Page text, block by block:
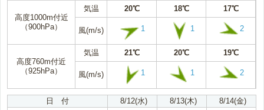
高度1000m付近
（900hPa）
気温 20℃ 18℃ 17℃
風(m/s) 1 1 2
高度760m付近
（925hPa）
気温 21℃ 20℃ 19℃
風(m/s) 1 1 2
日 付 8/12(水) 8/13(木) 8/14(金)